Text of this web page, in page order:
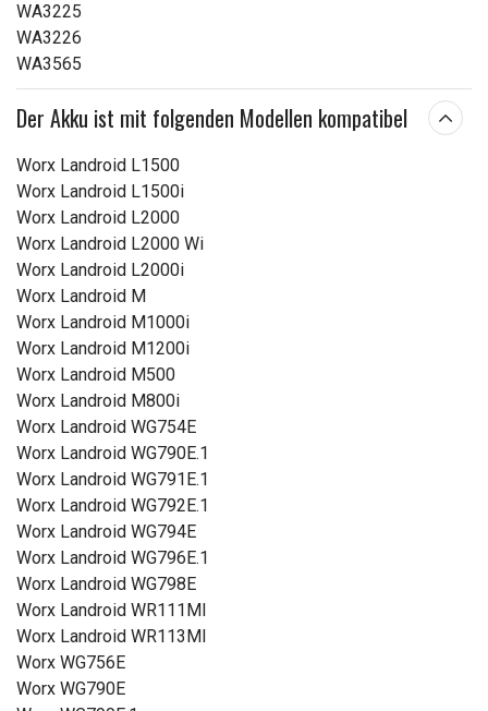
WA3225
WA3226
WA3565
Der Akku ist mit folgenden Modellen kompatibel
Worx Landroid L1500
Worx Landroid L1500i
Worx Landroid L2000
Worx Landroid L2000 Wi
Worx Landroid L2000i
Worx Landroid M
Worx Landroid M1000i
Worx Landroid M1200i
Worx Landroid M500
Worx Landroid M800i
Worx Landroid WG754E
Worx Landroid WG790E.1
Worx Landroid WG791E.1
Worx Landroid WG792E.1
Worx Landroid WG794E
Worx Landroid WG796E.1
Worx Landroid WG798E
Worx Landroid WR111MI
Worx Landroid WR113MI
Worx WG756E
Worx WG790E